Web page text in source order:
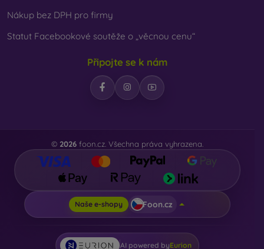
Nákup bez DPH pro firmy
Statut Facebookové soutěže o „věcnou cenu“
Připojte se k nám
© 2026 foon.cz. Všechna práva vyhrazena.
Naše e-shopy Foon.cz
AI powered byEurion